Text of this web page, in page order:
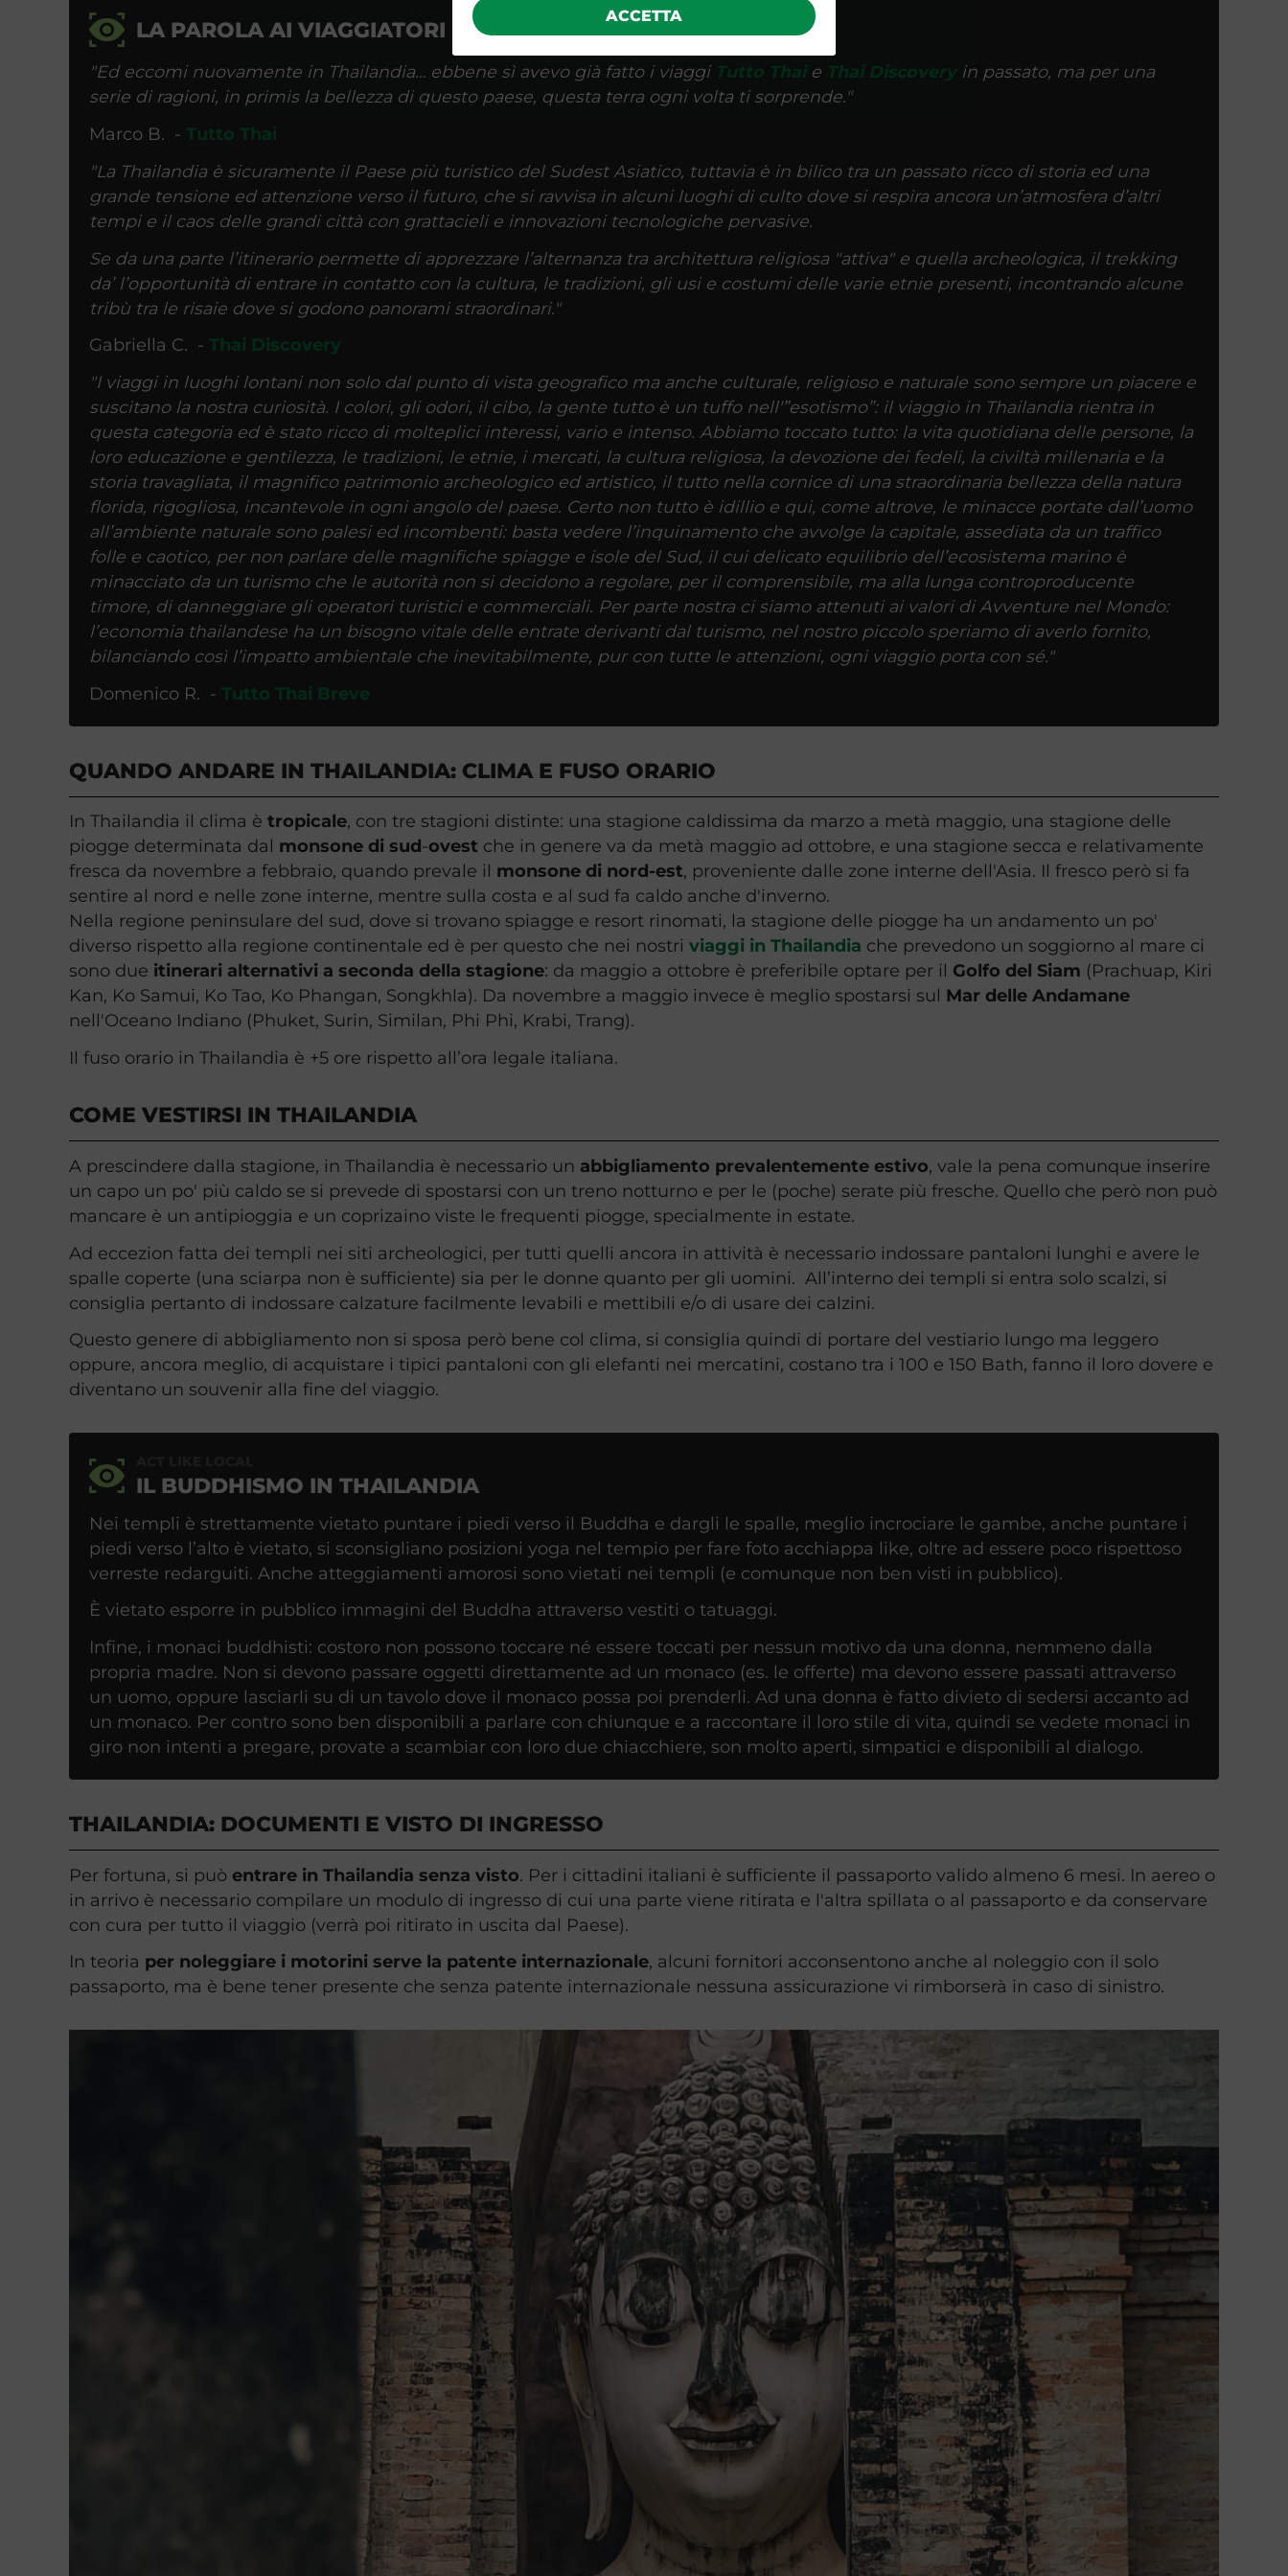
ACCETTA
LA PAROLA AI VIAGGIATORI
"Ed eccomi nuovamente in Thailandia… ebbene sì avevo già fatto i viaggi Tutto Thaie Thai Discoveryin passato, ma per una
serie di ragioni, in primis la bellezza di questo paese, questa terra ogni volta ti sorprende."
Marco B. - Tutto Thai
"La Thailandia è sicuramente il Paese più turistico del Sudest Asiatico, tuttavia è in bilico tra un passato ricco di storia ed una
grande tensione ed attenzione verso il futuro, che si ravvisa in alcuni luoghi di culto dove si respira ancora un’atmosfera d’altri
tempi e il caos delle grandi città con grattacieli e innovazioni tecnologiche pervasive.
Se da una parte l’itinerario permette di apprezzare l’alternanza tra architettura religiosa "attiva" e quella archeologica, il trekking
da’ l’opportunità di entrare in contatto con la cultura, le tradizioni, gli usi e costumi delle varie etnie presenti, incontrando alcune
tribù tra le risaie dove si godono panorami straordinari."
Gabriella C. - Thai Discovery
"I viaggi in luoghi lontani non solo dal punto di vista geografico ma anche culturale, religioso e naturale sono sempre un piacere e
suscitano la nostra curiosità. I colori, gli odori, il cibo, la gente tutto è un tuffo nell'”esotismo”: il viaggio in Thailandia rientra in
questa categoria ed è stato ricco di molteplici interessi, vario e intenso. Abbiamo toccato tutto: la vita quotidiana delle persone, la
loro educazione e gentilezza, le tradizioni, le etnie, i mercati, la cultura religiosa, la devozione dei fedeli, la civiltà millenaria e la
storia travagliata, il magnifico patrimonio archeologico ed artistico, il tutto nella cornice di una straordinaria bellezza della natura
florida, rigogliosa, incantevole in ogni angolo del paese. Certo non tutto è idillio e qui, come altrove, le minacce portate dall’uomo
all’ambiente naturale sono palesi ed incombenti: basta vedere l’inquinamento che avvolge la capitale, assediata da un traffico
folle e caotico, per non parlare delle magnifiche spiagge e isole del Sud, il cui delicato equilibrio dell’ecosistema marino è
minacciato da un turismo che le autorità non si decidono a regolare, per il comprensibile, ma alla lunga controproducente
timore, di danneggiare gli operatori turistici e commerciali. Per parte nostra ci siamo attenuti ai valori di Avventure nel Mondo:
l’economia thailandese ha un bisogno vitale delle entrate derivanti dal turismo, nel nostro piccolo speriamo di averlo fornito,
bilanciando così l’impatto ambientale che inevitabilmente, pur con tutte le attenzioni, ogni viaggio porta con sé."
Domenico R. - Tutto Thai Breve
QUANDO ANDARE IN THAILANDIA: CLIMA E FUSO ORARIO
In Thailandia il clima è tropicale, con tre stagioni distinte: una stagione caldissima da marzo a metà maggio, una stagione delle
piogge determinata dal monsone di sud-ovest che in genere va da metà maggio ad ottobre, e una stagione secca e relativamente
fresca da novembre a febbraio, quando prevale il monsone di nord-est, proveniente dalle zone interne dell'Asia. Il fresco però si fa
sentire al nord e nelle zone interne, mentre sulla costa e al sud fa caldo anche d'inverno.
Nella regione peninsulare del sud, dove si trovano spiagge e resort rinomati, la stagione delle piogge ha un andamento un po'
diverso rispetto alla regione continentale ed è per questo che nei nostri viaggi in Thailandia che prevedono un soggiorno al mare ci
sono due itinerari alternativi a seconda della stagione: da maggio a ottobre è preferibile optare per il Golfo del Siam (Prachuap, Kiri
Kan, Ko Samui, Ko Tao, Ko Phangan, Songkhla). Da novembre a maggio invece è meglio spostarsi sul Mar delle Andamane
nell'Oceano Indiano (Phuket, Surin, Similan, Phi Phi, Krabi, Trang).
Il fuso orario in Thailandia è +5 ore rispetto all’ora legale italiana.
COME VESTIRSI IN THAILANDIA
A prescindere dalla stagione, in Thailandia è necessario un abbigliamento prevalentemente estivo, vale la pena comunque inserire
un capo un po' più caldo se si prevede di spostarsi con un treno notturno e per le (poche) serate più fresche. Quello che però non può
mancare è un antipioggia e un coprizaino viste le frequenti piogge, specialmente in estate.
Ad eccezion fatta dei templi nei siti archeologici, per tutti quelli ancora in attività è necessario indossare pantaloni lunghi e avere le
spalle coperte (una sciarpa non è sufficiente) sia per le donne quanto per gli uomini. All’interno dei templi si entra solo scalzi, si
consiglia pertanto di indossare calzature facilmente levabili e mettibili e/o di usare dei calzini.
Questo genere di abbigliamento non si sposa però bene col clima, si consiglia quindi di portare del vestiario lungo ma leggero
oppure, ancora meglio, di acquistare i tipici pantaloni con gli elefanti nei mercatini, costano tra i 100 e 150 Bath, fanno il loro dovere e
diventano un souvenir alla fine del viaggio.
IL BUDDHISMO IN THAILANDIA
Nei templi è strettamente vietato puntare i piedi verso il Buddha e dargli le spalle, meglio incrociare le gambe, anche puntare i
piedi verso l’alto è vietato, si sconsigliano posizioni yoga nel tempio per fare foto acchiappa like, oltre ad essere poco rispettoso
verreste redarguiti. Anche atteggiamenti amorosi sono vietati nei templi (e comunque non ben visti in pubblico).
È vietato esporre in pubblico immagini del Buddha attraverso vestiti o tatuaggi.
Infine, i monaci buddhisti: costoro non possono toccare né essere toccati per nessun motivo da una donna, nemmeno dalla
propria madre. Non si devono passare oggetti direttamente ad un monaco (es. le offerte) ma devono essere passati attraverso
un uomo, oppure lasciarli su di un tavolo dove il monaco possa poi prenderli. Ad una donna è fatto divieto di sedersi accanto ad
un monaco. Per contro sono ben disponibili a parlare con chiunque e a raccontare il loro stile di vita, quindi se vedete monaci in
giro non intenti a pregare, provate a scambiar con loro due chiacchiere, son molto aperti, simpatici e disponibili al dialogo.
THAILANDIA: DOCUMENTI E VISTO DI INGRESSO
Per fortuna, si può entrare in Thailandia senza visto. Per i cittadini italiani è sufficiente il passaporto valido almeno 6 mesi. In aereo o
in arrivo è necessario compilare un modulo di ingresso di cui una parte viene ritirata e l'altra spillata o al passaporto e da conservare
con cura per tutto il viaggio (verrà poi ritirato in uscita dal Paese).
In teoria per noleggiare i motorini serve la patente internazionale, alcuni fornitori acconsentono anche al noleggio con il solo
passaporto, ma è bene tener presente che senza patente internazionale nessuna assicurazione vi rimborserà in caso di sinistro.